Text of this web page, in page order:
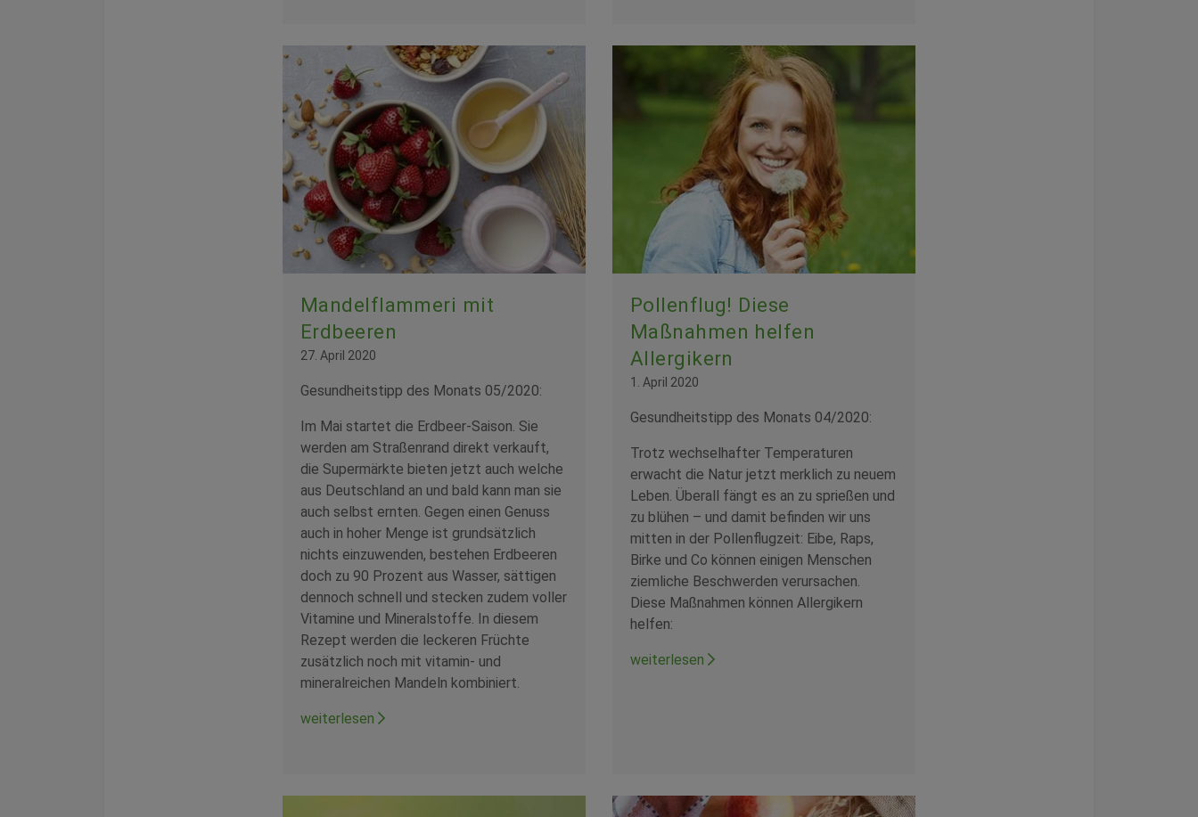
Mandelflammeri mit
Erdbeeren
27. April 2020
Gesundheitstipp des Monats 05/2020:
Im Mai startet die Erdbeer-Saison. Sie
werden am Straßenrand direkt verkauft,
die Supermärkte bieten jetzt auch welche
aus Deutschland an und bald kann man sie
auch selbst ernten. Gegen einen Genuss
auch in hoher Menge ist grundsätzlich
nichts einzuwenden, bestehen Erdbeeren
doch zu 90 Prozent aus Wasser, sättigen
dennoch schnell und stecken zudem voller
Vitamine und Mineralstoffe. In diesem
Rezept werden die leckeren Früchte
zusätzlich noch mit vitamin- und
mineralreichen Mandeln kombiniert.
weiterlesen
Pollenflug! Diese
Maßnahmen helfen
Allergikern
1. April 2020
Gesundheitstipp des Monats 04/2020:
Trotz wechselhafter Temperaturen
erwacht die Natur jetzt merklich zu neuem
Leben. Überall fängt es an zu sprießen und
zu blühen – und damit befinden wir uns
mitten in der Pollenflugzeit: Eibe, Raps,
Birke und Co können einigen Menschen
ziemliche Beschwerden verursachen.
Diese Maßnahmen können Allergikern
helfen:
weiterlesen